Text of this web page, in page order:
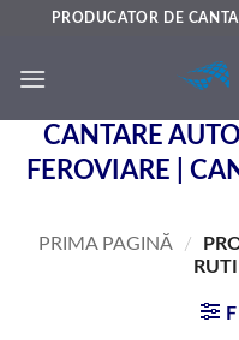
content
PRODUCATOR DE
CANTARE
FEROVIARE |
PRIMA PAGINĂ /